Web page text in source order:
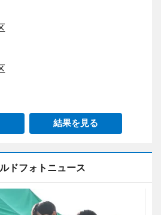
結果を見る
ドフォトニュース